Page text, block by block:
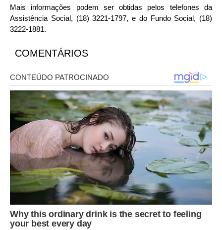
Mais informações podem ser obtidas pelos telefones da
Assistência Social, (18) 3221-1797, e do Fundo Social, (18)
3222-1881.
COMENTÁRIOS